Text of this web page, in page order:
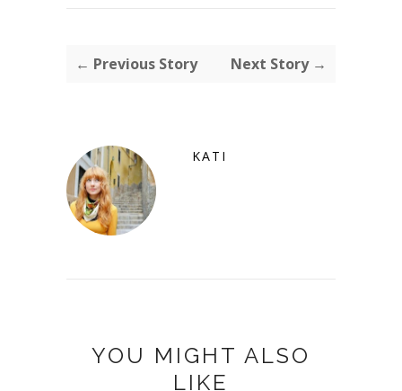
← Previous Story Next Story →
KATI
YOU MIGHT ALSO
LIKE